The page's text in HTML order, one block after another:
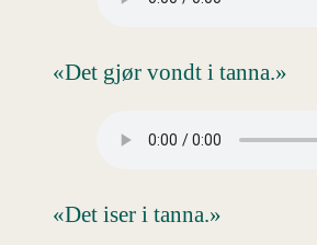
«Det gjør vondt i tanna.»
«Det iser i tanna.»